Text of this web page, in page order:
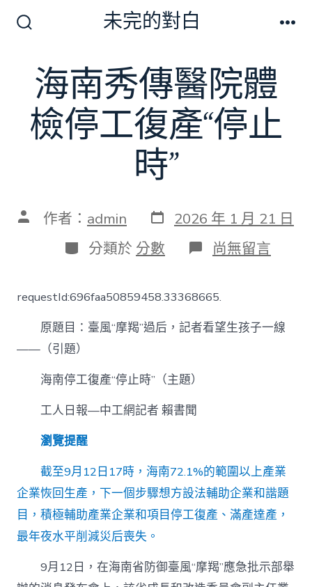
切
換
開
關
未完的對白
海南秀傳醫院體
檢停工復產“停止
時”
文 作者： admin 發
表
日
期
2026 年 1 月 21 日
分
類
分類於 分數 在
〈海
秀
傳
醫
院
中
尚無留言
requestId:696faa50859458.33368665.
原題目：臺風“摩羯”過后，記者看望生孩子一線
——（引題）
海南停工復產“停止時”（主題）
工人日報—中工網記者 賴書聞
瀏覽提醒
截至9月12日17時，海南72.1%的範圍以上產業
企業恢回生產，下一個步驟想方設法輔助企業和諧題
目，積極輔助產業企業和項目停工復產、滿產達產，
最年夜水平削減災后喪失。
9月12日，在海南省防御臺風“摩羯”應急批示部舉